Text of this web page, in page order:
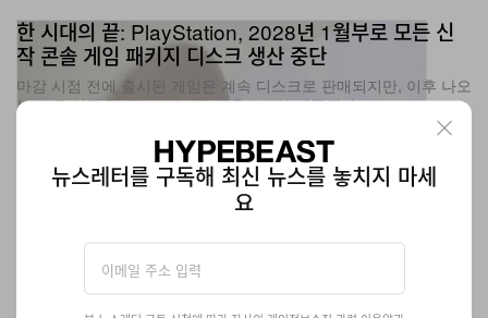
한 시대의 끝: PlayStation, 2028년 1월부로 모든 신
작 콘솔 게임 패키지 디스크 생산 중단
마감 시점 전에 출시된 게임은 계속 디스크로 판매되지만, 이후 나오
는 모든 신작은 100% 디지털 전용으로만 제공된다.
0
뉴스레터를 구독해 최신 뉴스를 놓치지 마세
요